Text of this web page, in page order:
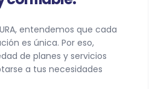
entendemos que cada
es única. Por eso,
de planes y servicios
a tus necesidades